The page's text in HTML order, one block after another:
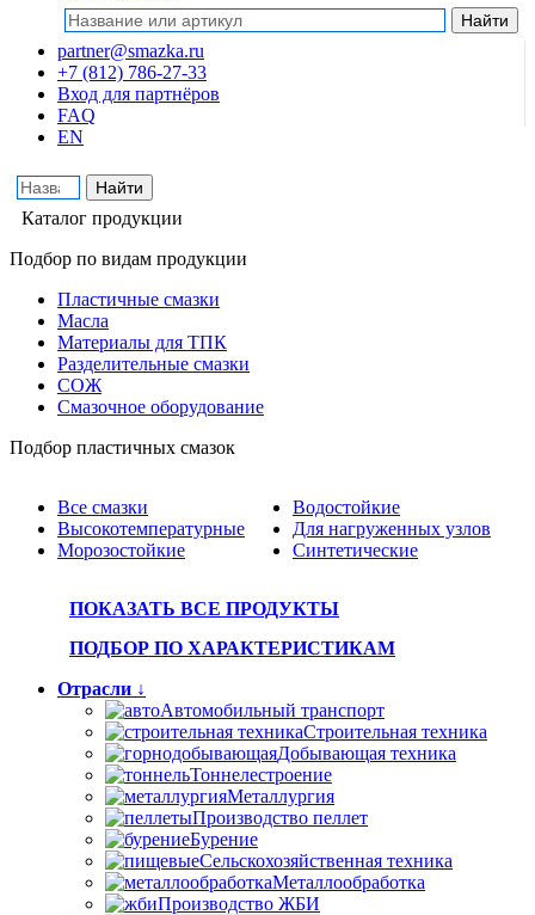
partner@smazka.ru
+7 (812) 786-27-33
Вход для партнёров
FAQ
EN
Каталог продукции
Подбор по видам продукции
Пластичные смазки
Масла
Материалы для ТПК
Разделительные смазки
СОЖ
Смазочное оборудование
Подбор пластичных смазок
Все смазки
Высокотемпературные
Морозостойкие
Водостойкие
Для нагруженных узлов
Синтетические
ПОКАЗАТЬ ВСЕ ПРОДУКТЫ
ПОДБОР ПО ХАРАКТЕРИСТИКАМ
Отрасли ↓
Автомобильный транспорт
Строительная техника
Добывающая техника
Тоннелестроение
Металлургия
Производство пеллет
Бурение
Сельскохозяйственная техника
Металлообработка
Производство ЖБИ